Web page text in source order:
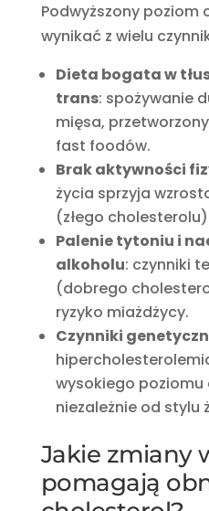
Podwyższony poziom
wynikać z wielu
Dieta bogata w
trans: spożywanie
mięsa,
fast foodów.
Brak aktywności
życia sprzyja
(złego
Palenie tytoniu i
alkoholu: czynniki
(dobrego
ryzyko miażdżycy.
Czynniki
wysokiego
niezależnie od stylu
Jakie zmiany
pomagają